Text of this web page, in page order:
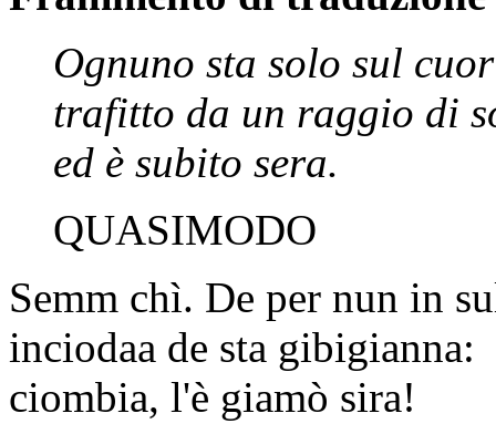
Ognuno sta solo sul
trafitto da un raggio di
ed è subito sera.
QUASIMODO
Semm chì. De per nun in
inciodaa de sta gibigianna:
ciombia, l'è giamò sira!